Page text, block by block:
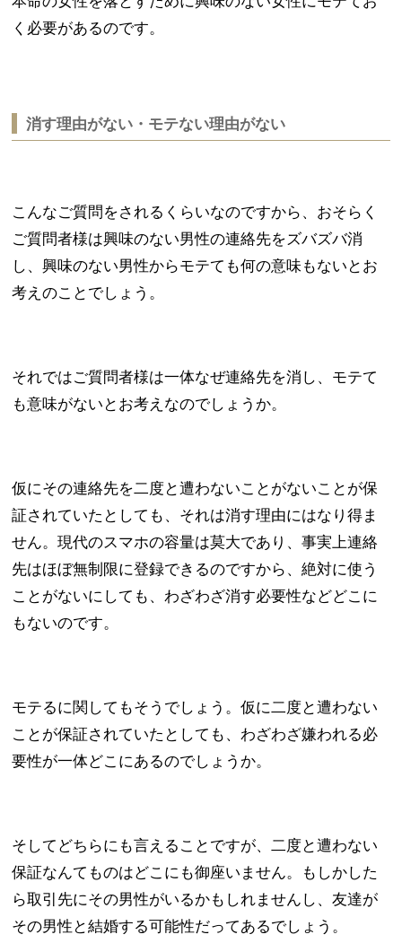
く必要があるのです。
消す理由がない・モテない理由がない
こんなご質問をされるくらいなのですから、おそらく
ご質問者様は興味のない男性の連絡先をズバズバ消
し、興味のない男性からモテても何の意味もないとお
考えのことでしょう。
それではご質問者様は一体なぜ連絡先を消し、モテて
も意味がないとお考えなのでしょうか。
仮にその連絡先を二度と遭わないことがないことが保
証されていたとしても、それは消す理由にはなり得ま
せん。現代のスマホの容量は莫大であり、事実上連絡
先はほぼ無制限に登録できるのですから、絶対に使う
ことがないにしても、わざわざ消す必要性などどこに
もないのです。
モテるに関してもそうでしょう。仮に二度と遭わない
ことが保証されていたとしても、わざわざ嫌われる必
要性が一体どこにあるのでしょうか。
そしてどちらにも言えることですが、二度と遭わない
保証なんてものはどこにも御座いません。もしかした
ら取引先にその男性がいるかもしれませんし、友達が
その男性と結婚する可能性だってあるでしょう。